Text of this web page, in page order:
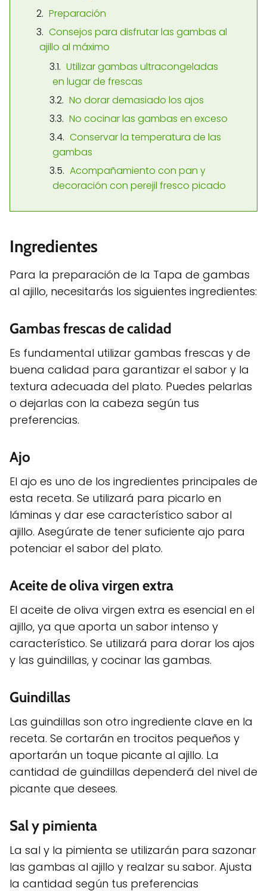
Preparación
Consejos para disfrutar las gambas al
ajillo al máximo
Utilizar gambas ultracongeladas
en lugar de frescas
No dorar demasiado los ajos
No cocinar las gambas en exceso
Conservar la temperatura de las
gambas
Acompañamiento con pan y
decoración con perejil fresco picado
Ingredientes
Para la preparación de la Tapa de gambas
al ajillo, necesitarás los siguientes ingredientes:
Gambas frescas de calidad
Es fundamental utilizar gambas frescas y de
buena calidad para garantizar el sabor y la
textura adecuada del plato. Puedes pelarlas
o dejarlas con la cabeza según tus
preferencias.
Ajo
El ajo es uno de los ingredientes principales de
esta receta. Se utilizará para picarlo en
láminas y dar ese característico sabor al
ajillo. Asegúrate de tener suficiente ajo para
potenciar el sabor del plato.
Aceite de oliva virgen extra
El aceite de oliva virgen extra es esencial en el
ajillo, ya que aporta un sabor intenso y
característico. Se utilizará para dorar los ajos
y las guindillas, y cocinar las gambas.
Guindillas
Las guindillas son otro ingrediente clave en la
receta. Se cortarán en trocitos pequeños y
aportarán un toque picante al ajillo. La
cantidad de guindillas dependerá del nivel de
picante que desees.
Sal y pimienta
La sal y la pimienta se utilizarán para sazonar
las gambas al ajillo y realzar su sabor. Ajusta
la cantidad según tus preferencias